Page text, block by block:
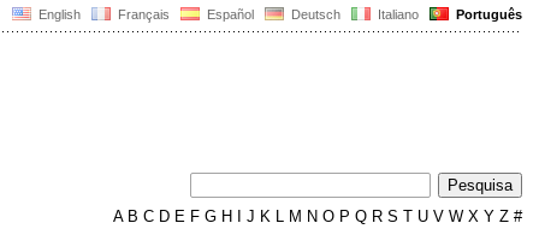
English Français Español Deutsch Italiano Português
AB C D E F G H J K L M N O P Q R S T U V W X Y Z #